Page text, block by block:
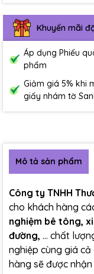
Khuyến mãi
Áp dụng Phiếu
phẩm
Giảm giá 5% khi
giấy nhám tờ
Mô tả sản phẩm
Công ty TNHH
cho khách hàng
nghiệm bê tông,
đường, ... chất
nghiệp cùng giá cả
hàng sẽ được